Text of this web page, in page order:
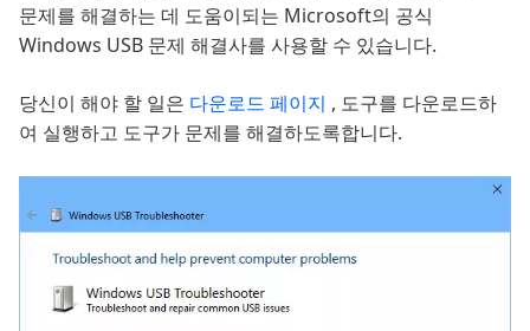
문제를 해결하는 데 도움이되는 Microsoft의 공식
Windows USB 문제 해결사를 사용할 수 있습니다.
당신이 해야 할 일은 다운로드 페이지 , 도구를 다운로드하
여 실행하고 도구가 문제를 해결하도록합니다.